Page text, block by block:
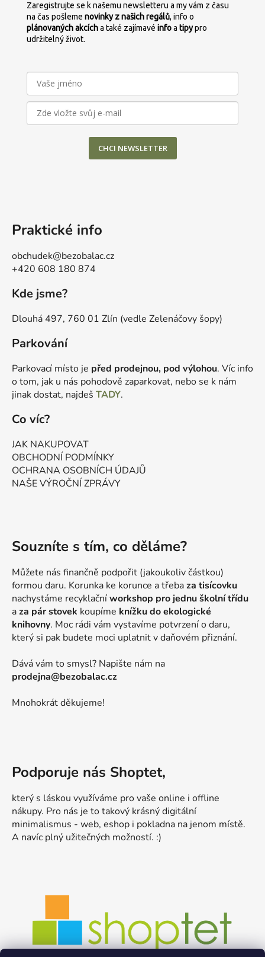
Zaregistrujte se k našemu newsletteru a my vám z času
na čas pošleme novinky z našich regálů, info o
plánovanýchakcícha také zajímavé infoa tipypro
udržitelný život.
CHCI NEWSLETTER
Praktické info
obchudek@bezobalac.cz
+420 608 180 874
Kde jsme?
Dlouhá 497, 760 01 Zlín (vedle Zelenáčovy šopy)
Parkování
Parkovací místo je před prodejnou, pod výlohou. Víc info
o tom, jak u nás pohodově zaparkovat, nebo se k nám
jinak dostat, najdeš TADY.
Co víc?
JAK NAKUPOVAT
OBCHODNÍ PODMÍNKY
OCHRANA OSOBNÍCH ÚDAJŮ
NAŠE VÝROČNÍ ZPRÁVY
Souzníte s tím, co děláme?
Můžete nás finančně podpořit (jakoukoliv částkou)
formou daru. Korunka ke korunce a třebaza tisícovku
nachystáme recyklačníworkshop pro jednu školní třídu
aza pár stovek koupíme knížku do ekologické
knihovny. Moc rádi vám vystavíme potvrzení o daru,
který si pak budete moci uplatnit v daňovém přiznání.
Dává vám to smysl? Napište nám na
prodejna@bezobalac.cz
Mnohokrát děkujeme!
Podporuje nás Shoptet,
který s láskou využíváme pro vaše online i offline
nákupy. Pro nás je to takový krásný digitální
minimalismus - web, eshop i pokladna na jenom místě.
A navíc plný užitečných možností. :)